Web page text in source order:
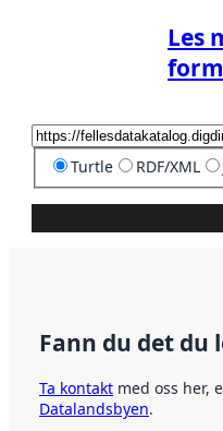
Les
Turtle RDF/XML
Fann du det du
Ta kontakt med oss her,
Datalandsbyen.